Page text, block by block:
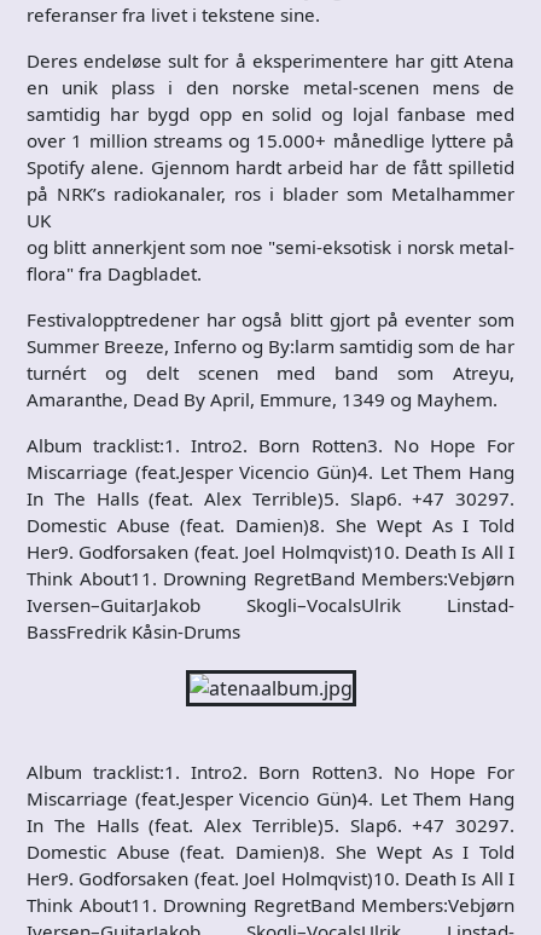
referanser fra livet i tekstene sine.
Deres endeløse sult for å eksperimentere har gitt Atena
en unik plass i den norske metal-scenen mens de
samtidig har bygd opp en solid og lojal fanbase med
over 1 million streams og 15.000+ månedlige lyttere på
Spotify alene. Gjennom hardt arbeid har de fått spilletid
på NRK’s radiokanaler, ros i blader som Metalhammer
UK
og blitt annerkjent som noe "semi-eksotisk i norsk metal-
flora" fra Dagbladet.
Festivalopptredener har også blitt gjort på eventer som
Summer Breeze, Inferno og By:larm samtidig som de har
turnért og delt scenen med band som Atreyu,
Amaranthe, Dead By April, Emmure, 1349 og Mayhem.
Album tracklist:1. Intro2. Born Rotten3. No Hope For
Miscarriage (feat.Jesper Vicencio Gün)4. Let Them Hang
In The Halls (feat. Alex Terrible)5. Slap6. +47 30297.
Domestic Abuse (feat. Damien)8. She Wept As I Told
Her9. Godforsaken (feat. Joel Holmqvist)10. Death Is All I
Think About11. Drowning RegretBand Members:Vebjørn
Iversen–GuitarJakob Skogli–VocalsUlrik Linstad-
BassFredrik Kåsin-Drums
Album tracklist:1. Intro2. Born Rotten3. No Hope For
Miscarriage (feat.Jesper Vicencio Gün)4. Let Them Hang
In The Halls (feat. Alex Terrible)5. Slap6. +47 30297.
Domestic Abuse (feat. Damien)8. She Wept As I Told
Her9. Godforsaken (feat. Joel Holmqvist)10. Death Is All I
Think About11. Drowning RegretBand Members:Vebjørn